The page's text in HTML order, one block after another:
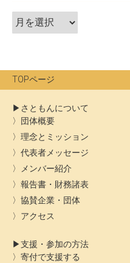
ア
ー
ブ
TOPページ
さともんについて
団体概要
理念とミッション
代表者メッセージ
メンバー紹介
報告書・財務諸表
協賛企業・団体
アクセス
支援・参加の方法
寄付で支援する